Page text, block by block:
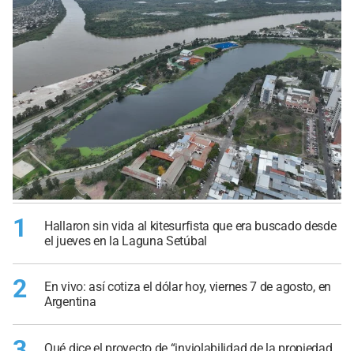
1
Hallaron sin vida al kitesurfista que era buscado desde
el jueves en la Laguna Setúbal
2
En vivo: así cotiza el dólar hoy, viernes 7 de agosto, en
Argentina
Qué dice el proyecto de “inviolabilidad de la propiedad